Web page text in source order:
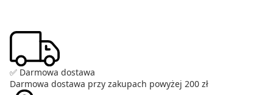
✅ Darmowa dostawa
Darmowa dostawa przy zakupach powyżej 200 zł